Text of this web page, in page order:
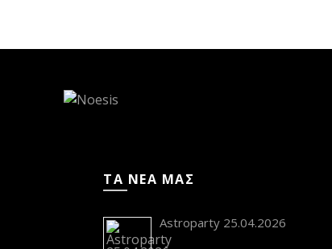
ΤΑ ΝΕΑ ΜΑΣ
Astroparty 25.04.2026